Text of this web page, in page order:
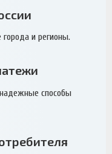
и регионы.
способы